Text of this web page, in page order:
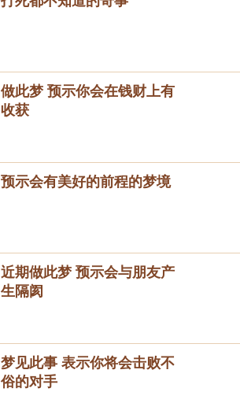
做此梦 预示你会在钱财上有
收获
预示会有美好的前程的梦境
近期做此梦 预示会与朋友产
生隔阂
梦见此事 表示你将会击败不
俗的对手